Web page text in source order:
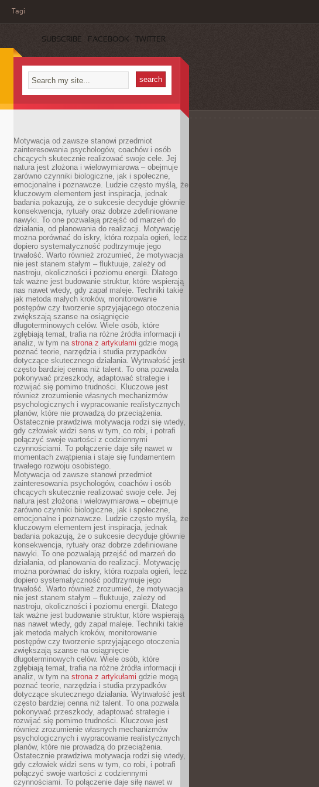
Tagi
SUBSCRIBE FACEBOOK TWITTER
Motywacja od zawsze stanowi przedmiot
zainteresowania psychologów, coachów i osób
chcących skutecznie realizować swoje cele. Jej
natura jest złożona i wielowymiarowa – obejmuje
zarówno czynniki biologiczne, jak i społeczne,
emocjonalne i poznawcze. Ludzie często myślą, że
kluczowym elementem jest inspiracja, jednak
badania pokazują, że o sukcesie decyduje głównie
konsekwencja, rytuały oraz dobrze zdefiniowane
nawyki. To one pozwalają przejść od marzeń do
działania, od planowania do realizacji. Motywację
można porównać do iskry, która rozpala ogień, lecz
dopiero systematyczność podtrzymuje jego
trwałość. Warto również zrozumieć, że motywacja
nie jest stanem stałym – fluktuuje, zależy od
nastroju, okoliczności i poziomu energii. Dlatego
tak ważne jest budowanie struktur, które wspierają
nas nawet wtedy, gdy zapał maleje. Techniki takie
jak metoda małych kroków, monitorowanie
postępów czy tworzenie sprzyjającego otoczenia
zwiększają szanse na osiągnięcie
długoterminowych celów. Wiele osób, które
zgłębiają temat, trafia na różne źródła informacji i
analiz, w tym na strona z artykułami gdzie mogą
poznać teorie, narzędzia i studia przypadków
dotyczące skutecznego działania. Wytrwałość jest
często bardziej cenna niż talent. To ona pozwala
pokonywać przeszkody, adaptować strategie i
rozwijać się pomimo trudności. Kluczowe jest
również zrozumienie własnych mechanizmów
psychologicznych i wypracowanie realistycznych
planów, które nie prowadzą do przeciążenia.
Ostatecznie prawdziwa motywacja rodzi się wtedy,
gdy człowiek widzi sens w tym, co robi, i potrafi
połączyć swoje wartości z codziennymi
czynnościami. To połączenie daje siłę nawet w
momentach zwątpienia i staje się fundamentem
trwałego rozwoju osobistego.
Motywacja od zawsze stanowi przedmiot
zainteresowania psychologów, coachów i osób
chcących skutecznie realizować swoje cele. Jej
natura jest złożona i wielowymiarowa – obejmuje
zarówno czynniki biologiczne, jak i społeczne,
emocjonalne i poznawcze. Ludzie często myślą, że
kluczowym elementem jest inspiracja, jednak
badania pokazują, że o sukcesie decyduje głównie
konsekwencja, rytuały oraz dobrze zdefiniowane
nawyki. To one pozwalają przejść od marzeń do
działania, od planowania do realizacji. Motywację
można porównać do iskry, która rozpala ogień, lecz
dopiero systematyczność podtrzymuje jego
trwałość. Warto również zrozumieć, że motywacja
nie jest stanem stałym – fluktuuje, zależy od
nastroju, okoliczności i poziomu energii. Dlatego
tak ważne jest budowanie struktur, które wspierają
nas nawet wtedy, gdy zapał maleje. Techniki takie
jak metoda małych kroków, monitorowanie
postępów czy tworzenie sprzyjającego otoczenia
zwiększają szanse na osiągnięcie
długoterminowych celów. Wiele osób, które
zgłębiają temat, trafia na różne źródła informacji i
analiz, w tym na strona z artykułami gdzie mogą
poznać teorie, narzędzia i studia przypadków
dotyczące skutecznego działania. Wytrwałość jest
często bardziej cenna niż talent. To ona pozwala
pokonywać przeszkody, adaptować strategie i
rozwijać się pomimo trudności. Kluczowe jest
również zrozumienie własnych mechanizmów
psychologicznych i wypracowanie realistycznych
planów, które nie prowadzą do przeciążenia.
Ostatecznie prawdziwa motywacja rodzi się wtedy,
gdy człowiek widzi sens w tym, co robi, i potrafi
połączyć swoje wartości z codziennymi
czynnościami. To połączenie daje siłę nawet w